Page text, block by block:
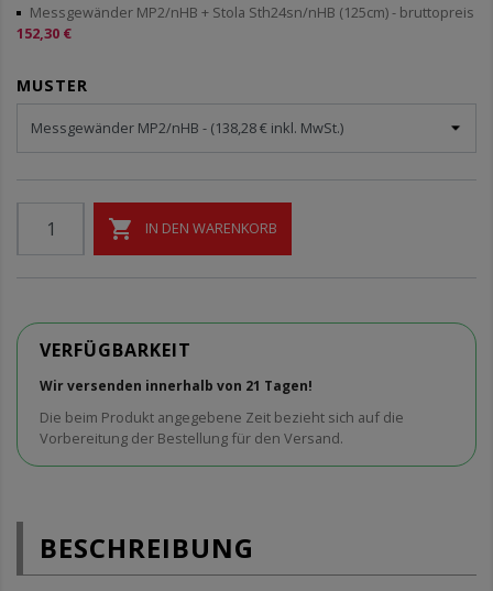
Messgewänder MP2/nHB + Stola Sth24sn/nHB (125cm)- bruttopreis
152,30 €
MUSTER
 IN DEN WARENKORB
VERFÜGBARKEIT
Wir versenden innerhalb von 21 Tagen!
Die beim Produkt angegebene Zeit bezieht sich auf die
Vorbereitung der Bestellung für den Versand.
BESCHREIBUNG